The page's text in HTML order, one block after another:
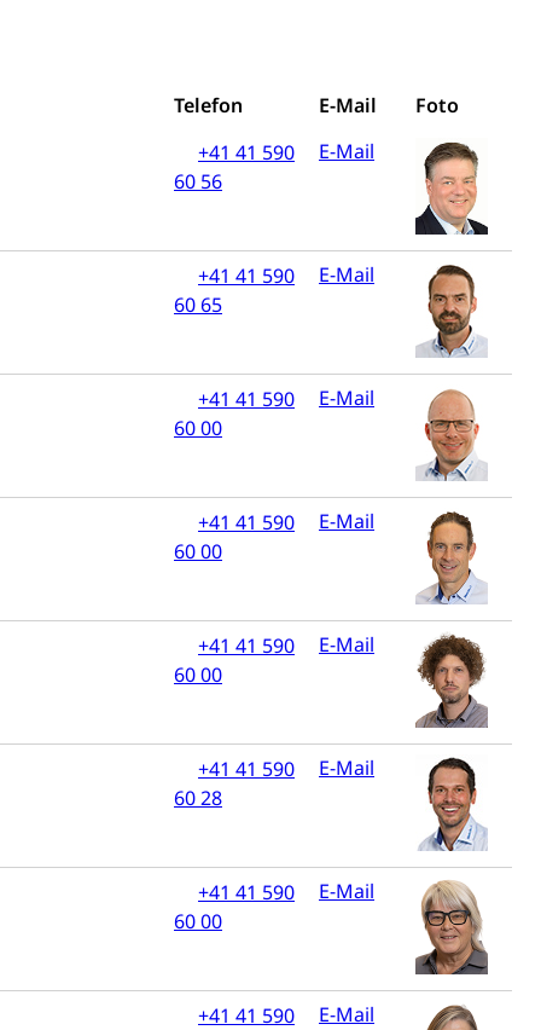
Telefon E-Mail
Foto
+41 41 590
60 56
E-Mail
+41 41 590
60 65
E-Mail
+41 41 590
60 00
E-Mail
+41 41 590
60 00
E-Mail
+41 41 590
60 00
E-Mail
+41 41 590
60 28
E-Mail
+41 41 590
60 00
E-Mail
+41 41 590
E-Mail
Sprengstoffe und Pyrotechnik
Freiwilliger Schulsport
Fischerei, Viehzucht
Haltung Heimtiere
Zivilstandsamt, Erben, Erbenliste